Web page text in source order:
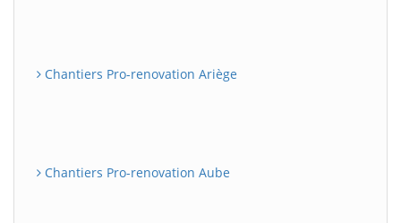
Chantiers Pro-renovation Ariège
Chantiers Pro-renovation Aube